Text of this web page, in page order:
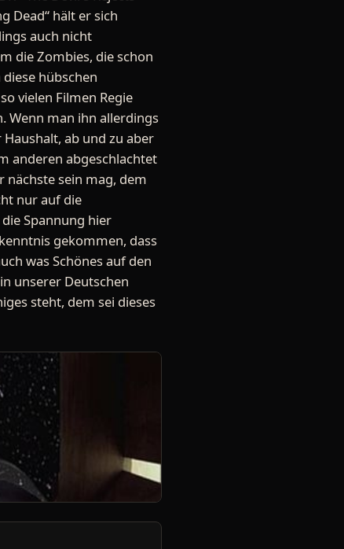
Dead“ hält er sich
auch nicht
die Zombies, die schon
hübschen
vielen Filmen Regie
Wenn man ihn allerdings
ab und zu aber
anderen abgeschlachtet
nächste sein mag, dem
nur auf die
Spannung hier
gekommen, dass
was Schönes auf den
unserer Deutschen
steht, dem sei dieses